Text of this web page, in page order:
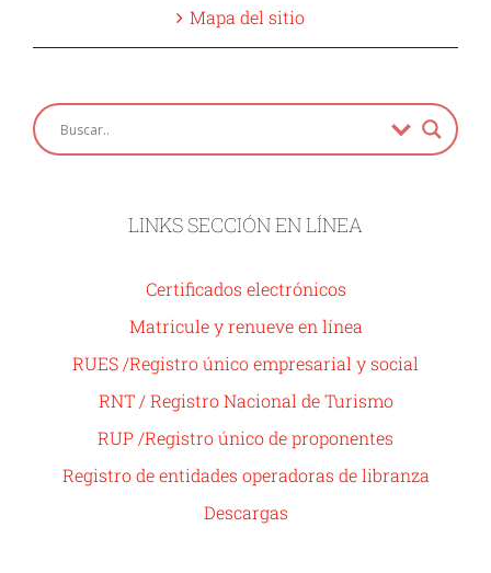
Mapa del sitio
LINKS SECCIÓN EN LÍNEA
Certificados electrónicos
Matricule y renueve en línea
RUES /Registro único empresarial y social
RNT / Registro Nacional de Turismo
RUP /Registro único de proponentes
Registro de entidades operadoras de libranza
Descargas